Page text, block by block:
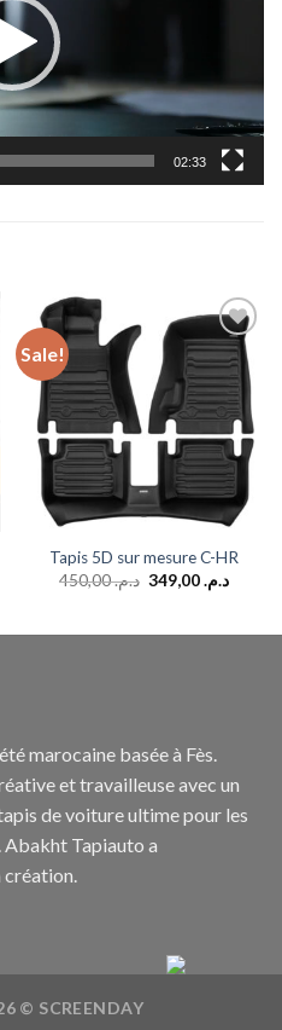
02:33
Sale!
Add to
wishlist
Tapis 5D sur mesure C-HR
د.م.450,00 د.م.349,00
marocaine basée à Fès.
et travailleuse avec un
de voiture ultime pour les
Abakht Tapiauto a
création.
© SCREENDAY